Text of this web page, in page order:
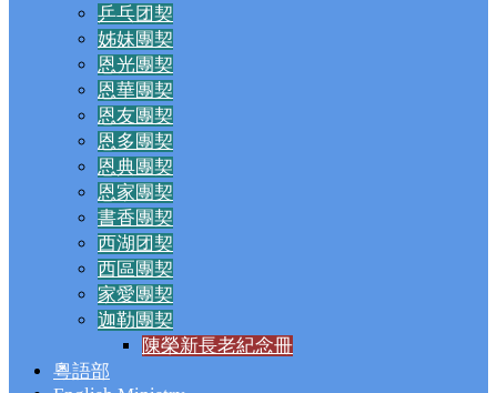
乒乓团契
姊妹團契
恩光團契
恩華團契
恩友團契
恩多團契
恩典團契
恩家團契
書香團契
西湖团契
西區團契
家愛團契
迦勒團契
陳榮新長老紀念冊
粵語部